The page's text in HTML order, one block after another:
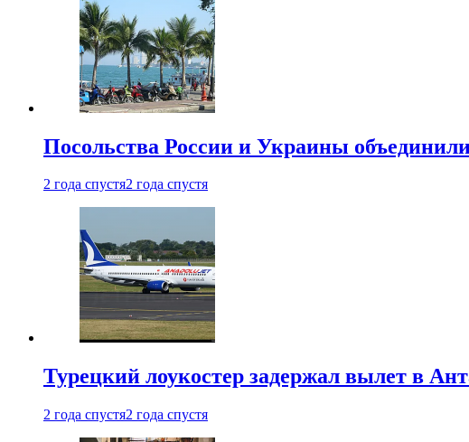
Посольства России и Украины
2 года спустя2 года спустя
Турецкий лоукостер задержал вылет в
2 года спустя2 года спустя